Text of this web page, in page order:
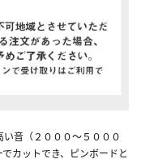
音（２０００～５０００
カットでき、ピンボードと